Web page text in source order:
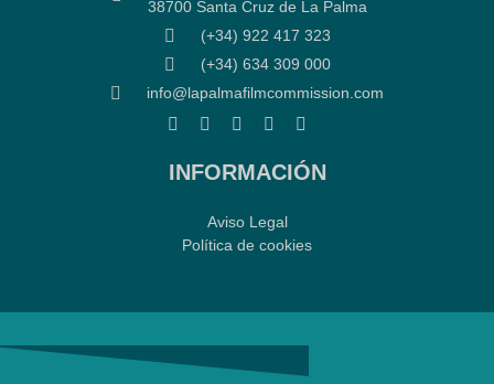
38700 Santa Cruz de La Palma
(+34) 922 417 323
(+34) 634 309 000
info@lapalmafilmcommission.com
INFORMACIÓN
Aviso Legal
Política de cookies